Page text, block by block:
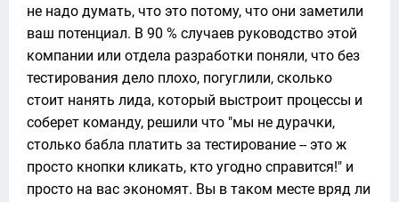
не надо думать, что это потому, что они заметили
ваш потенциал. В 90 % случаев руководство этой
компании или отдела разработки поняли, что без
тестирования дело плохо, погуглили, сколько
стоит нанять лида, который выстроит процессы и
соберет команду, решили что "мы не дурачки,
столько бабла платить за тестирование -- это ж
просто кнопки кликать, кто угодно справится!" и
просто на вас экономят. Вы в таком месте вряд ли